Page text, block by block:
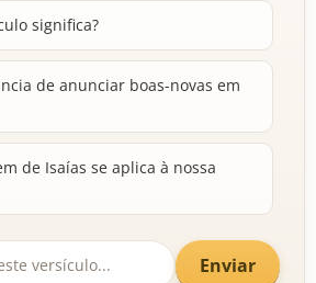
significa?
de anunciar boas-novas em
de Isaías se aplica à nossa
Enviar